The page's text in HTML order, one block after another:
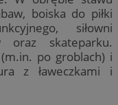
boiska do piłki
siłowni
skateparku.
po groblach) i
z ławeczkami i